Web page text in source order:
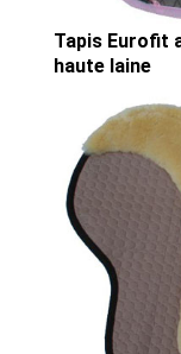
Tapis Eurofit
haute laine